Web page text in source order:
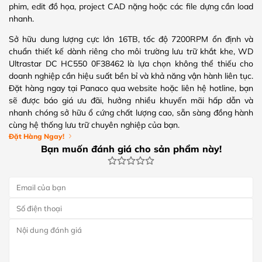
phim, edit đồ họa, project CAD nặng hoặc các file dựng cần load
nhanh.
Sở hữu dung lượng cực lớn 16TB, tốc độ 7200RPM ổn định và
chuẩn thiết kế dành riêng cho môi trường lưu trữ khắt khe, WD
Ultrastar DC HC550 0F38462 là lựa chọn không thể thiếu cho
doanh nghiệp cần hiệu suất bền bỉ và khả năng vận hành liên tục.
Đặt hàng ngay tại Panaco qua website hoặc liên hệ hotline, bạn
sẽ được báo giá ưu đãi, hưởng nhiều khuyến mãi hấp dẫn và
nhanh chóng sở hữu ổ cứng chất lượng cao, sẵn sàng đồng hành
cùng hệ thống lưu trữ chuyên nghiệp của bạn.
Đặt Hàng Ngay!
Bạn muốn đánh giá cho sản phẩm này!